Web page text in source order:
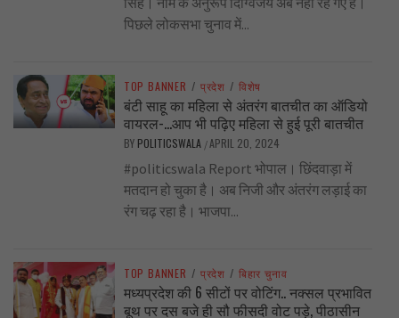
पिछले लोकसभा चुनाव में...
TOP BANNER / प्रदेश / विशेष
बंटी साहू का महिला से अंतरंग बातचीत का ऑडियो
वायरल-…आप भी पढ़िए महिला से हुई पूरी बातचीत
BY POLITICSWALA /APRIL 20, 2024
#politicswala Report भोपाल। छिंदवाड़ा में
मतदान हो चुका है। अब निजी और अंतरंग लड़ाई का
रंग चढ़ रहा है। भाजपा...
TOP BANNER / प्रदेश / बिहार चुनाव
मध्यप्रदेश की 6 सीटों पर वोटिंग.. नक्सल प्रभावित
बूथ पर दस बजे ही सौ फीसदी वोट पड़े, पीठासीन